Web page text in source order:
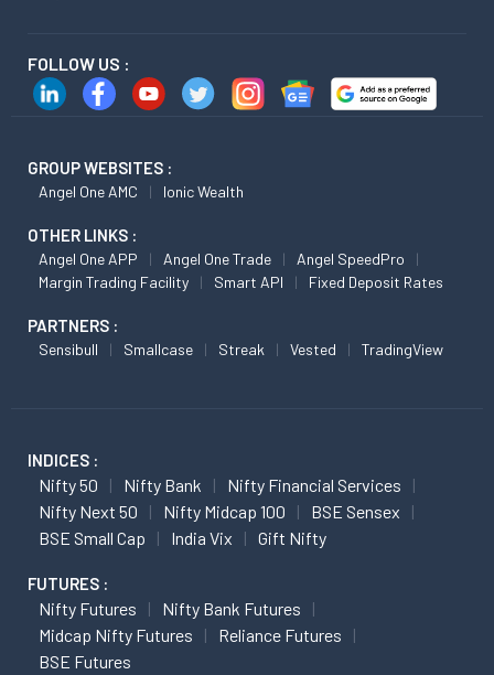
FOLLOW US :
GROUP WEBSITES :
Angel One AMC Ionic Wealth
OTHER LINKS :
Angel One APP Angel One Trade
Angel SpeedPro
Margin Trading Facility
Smart API Fixed Deposit Rates
PARTNERS :
Sensibull Smallcase Streak Vested TradingView
INDICES :
Nifty 50 Nifty Bank
Nifty Financial Services
Nifty Next 50
Nifty Midcap 100
BSE Sensex
BSE Small Cap
India Vix Gift Nifty
FUTURES :
Nifty Futures
Nifty Bank Futures
Midcap Nifty Futures
Reliance Futures
BSE Futures